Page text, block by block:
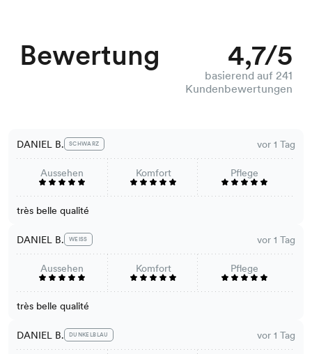
Bewertung 4,7/5
basierend auf 241
Kundenbewertungen
DANIEL B. SCHWARZ vor 1 Tag
Aussehen Komfort Pflege
très belle qualité
DANIEL B. WEISS vor 1 Tag
Aussehen Komfort Pflege
très belle qualité
DANIEL B. DUNKELBLAU vor 1 Tag